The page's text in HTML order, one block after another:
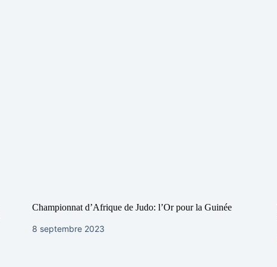
Championnat d’Afrique de Judo: l’Or pour la Guinée
8 septembre 2023